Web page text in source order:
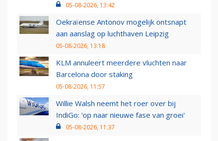
05-08-2026, 13:42
Oekraïense Antonov mogelijk ontsnapt
aan aanslag op luchthaven Leipzig
05-08-2026, 13:18
KLM annuleert meerdere vluchten naar
Barcelona door staking
05-08-2026, 11:57
Willie Walsh neemt het roer over bij
IndiGo: 'op naar nieuwe fase van groei'
05-08-2026, 11:37